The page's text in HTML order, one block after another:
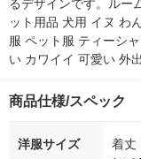
るデザインです。ルー
ット用品 犬用 イヌ わ
服 ペット服 ティーシ
い カワイイ 可愛い 外
商品仕様/スペック
洋服サイズ
着丈